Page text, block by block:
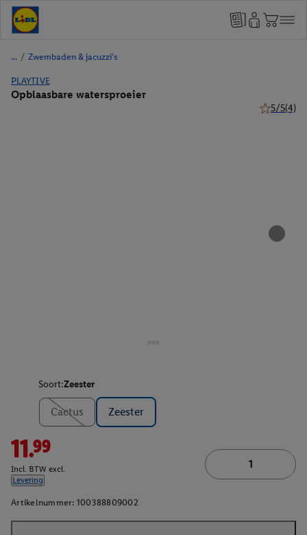
/ Zwembaden & jacuzzi's
PLAYTIVE
Opblaasbare watersproeier
5/5(4)
Soort:Zeester
Cactus Zeester
11.99
Incl. BTW excl.
Levering
Artikelnummer: 100388809002